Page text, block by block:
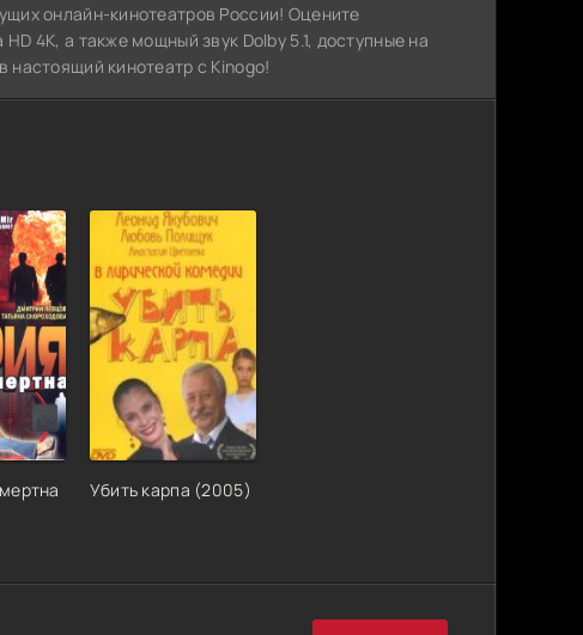
онлайн-кинотеатров России! Оцените
4K, а также мощный звук Dolby 5.1, доступные на
настоящий кинотеатр с Kinogo!
Убить карпа (2005)